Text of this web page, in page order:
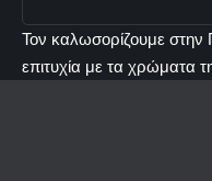
Τον καλωσορίζουμε στην
επιτυχία με τα χρώματα